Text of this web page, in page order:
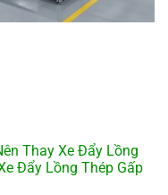
Thay Xe Đẩy Lồng
Đẩy Lồng Thép Gấp